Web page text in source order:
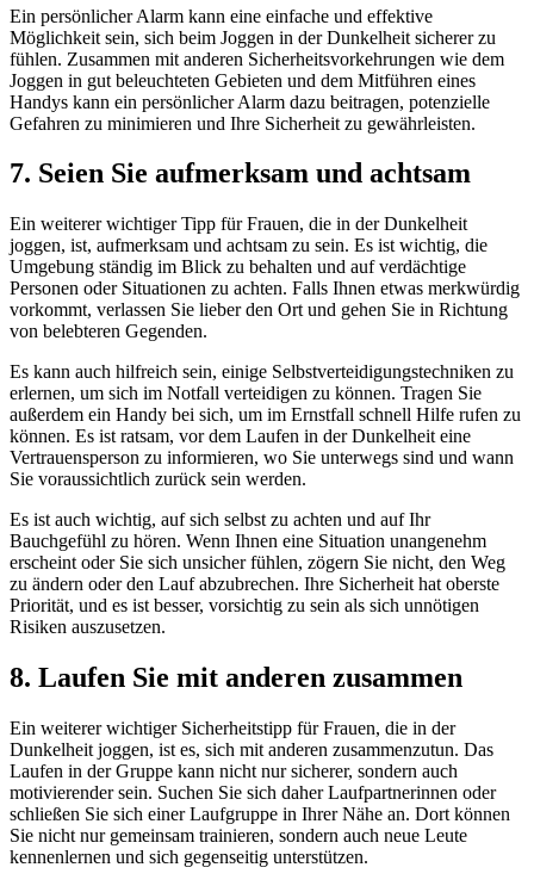
Ein persönlicher Alarm kann eine einfache und effektive
Möglichkeit sein, sich beim Joggen in der Dunkelheit sicherer zu
fühlen. Zusammen mit anderen Sicherheitsvorkehrungen wie dem
Joggen in gut beleuchteten Gebieten und dem Mitführen eines
Handys kann ein persönlicher Alarm dazu beitragen, potenzielle
Gefahren zu minimieren und Ihre Sicherheit zu gewährleisten.
7. Seien Sie aufmerksam und achtsam
Ein weiterer wichtiger Tipp für Frauen, die in der Dunkelheit
joggen, ist, aufmerksam und achtsam zu sein. Es ist wichtig, die
Umgebung ständig im Blick zu behalten und auf verdächtige
Personen oder Situationen zu achten. Falls Ihnen etwas merkwürdig
vorkommt, verlassen Sie lieber den Ort und gehen Sie in Richtung
von belebteren Gegenden.
Es kann auch hilfreich sein, einige Selbstverteidigungstechniken zu
erlernen, um sich im Notfall verteidigen zu können. Tragen Sie
außerdem ein Handy bei sich, um im Ernstfall schnell Hilfe rufen zu
können. Es ist ratsam, vor dem Laufen in der Dunkelheit eine
Vertrauensperson zu informieren, wo Sie unterwegs sind und wann
Sie voraussichtlich zurück sein werden.
Es ist auch wichtig, auf sich selbst zu achten und auf Ihr
Bauchgefühl zu hören. Wenn Ihnen eine Situation unangenehm
erscheint oder Sie sich unsicher fühlen, zögern Sie nicht, den Weg
zu ändern oder den Lauf abzubrechen. Ihre Sicherheit hat oberste
Priorität, und es ist besser, vorsichtig zu sein als sich unnötigen
Risiken auszusetzen.
8. Laufen Sie mit anderen zusammen
Ein weiterer wichtiger Sicherheitstipp für Frauen, die in der
Dunkelheit joggen, ist es, sich mit anderen zusammenzutun. Das
Laufen in der Gruppe kann nicht nur sicherer, sondern auch
motivierender sein. Suchen Sie sich daher Laufpartnerinnen oder
schließen Sie sich einer Laufgruppe in Ihrer Nähe an. Dort können
Sie nicht nur gemeinsam trainieren, sondern auch neue Leute
kennenlernen und sich gegenseitig unterstützen.